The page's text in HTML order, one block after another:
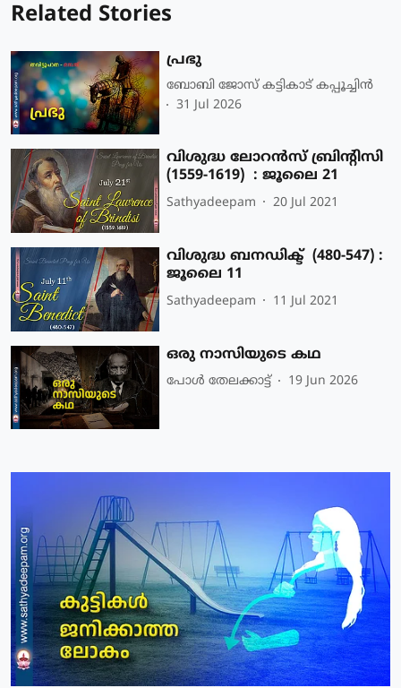
Related Stories
പ്രഭു
ബോബി ജോസ് കട്ടികാട് കപ്പൂച്ചിൻ
31 Jul 2026
വിശുദ്ധ ലോറന്‍സ് ബ്രിന്റിസി
(1559-1619) : ജൂലൈ 21
Sathyadeepam 20 Jul 2021
വിശുദ്ധ ബനഡിക്ട് (480-547) :
ജൂലൈ 11
Sathyadeepam 11 Jul 2021
ഒരു നാസിയുടെ കഥ
പോള്‍ തേലക്കാട്ട്‌ 19 Jun 2026